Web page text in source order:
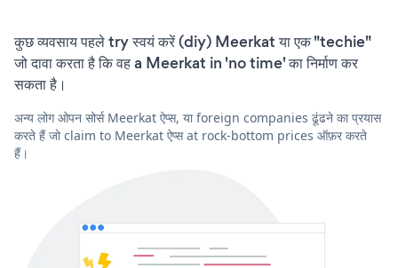
कुछ व्यवसाय पहले try स्वयं करें (diy) Meerkat या एक "techie"
जो दावा करता है कि वह a Meerkat in 'no time' का निर्माण कर
सकता है।
अन्य लोग ओपन सोर्स Meerkat ऐप्स, या foreign companies ढूंढने का प्रयास
करते हैं जो claim to Meerkat ऐप्स at rock-bottom prices ऑफ़र करते
हैं।